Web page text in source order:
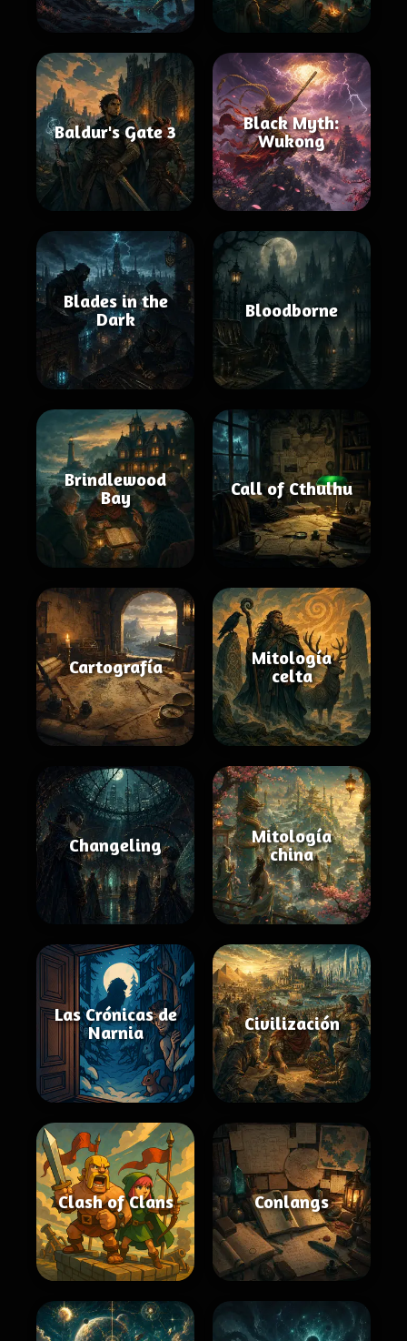
Baldur's Gate 3
Black Myth:
Wukong
Blades in the
Dark
Bloodborne
Brindlewood
Bay
Call of Cthulhu
Cartografía
Mitología
celta
Changeling
Mitología
china
Las Crónicas de
Narnia
Civilización
Clash of Clans Conlangs